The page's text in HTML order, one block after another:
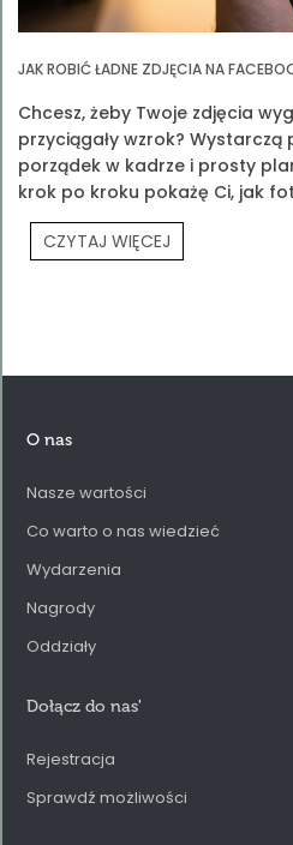
JAK ROBIĆ ŁADNE ZDJĘCIA NA
Chcesz, żeby Twoje zdjęcia
przyciągały wzrok?
porządek w kadrze i prosty
krok po kroku pokażę Ci, jak
produkty Prouvé i Twoją
CZYTAJ WIĘCEJ
O nas
Nasze wartości
Co warto o nas wiedzieć
Wydarzenia
Nagrody
Oddziały
Dołącz do nas'
Rejestracja
Sprawdź możliwości